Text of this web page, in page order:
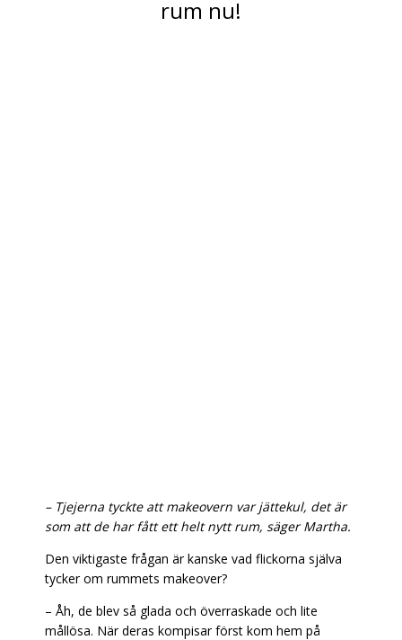
rum nu!
– Tjejerna tyckte att makeovern var jättekul, det är
som att de har fått ett helt nytt rum, säger Martha.
Den viktigaste frågan är kanske vad flickorna själva
tycker om rummets makeover?
– Åh, de blev så glada och överraskade och lite
mållösa. När deras kompisar först kom hem på